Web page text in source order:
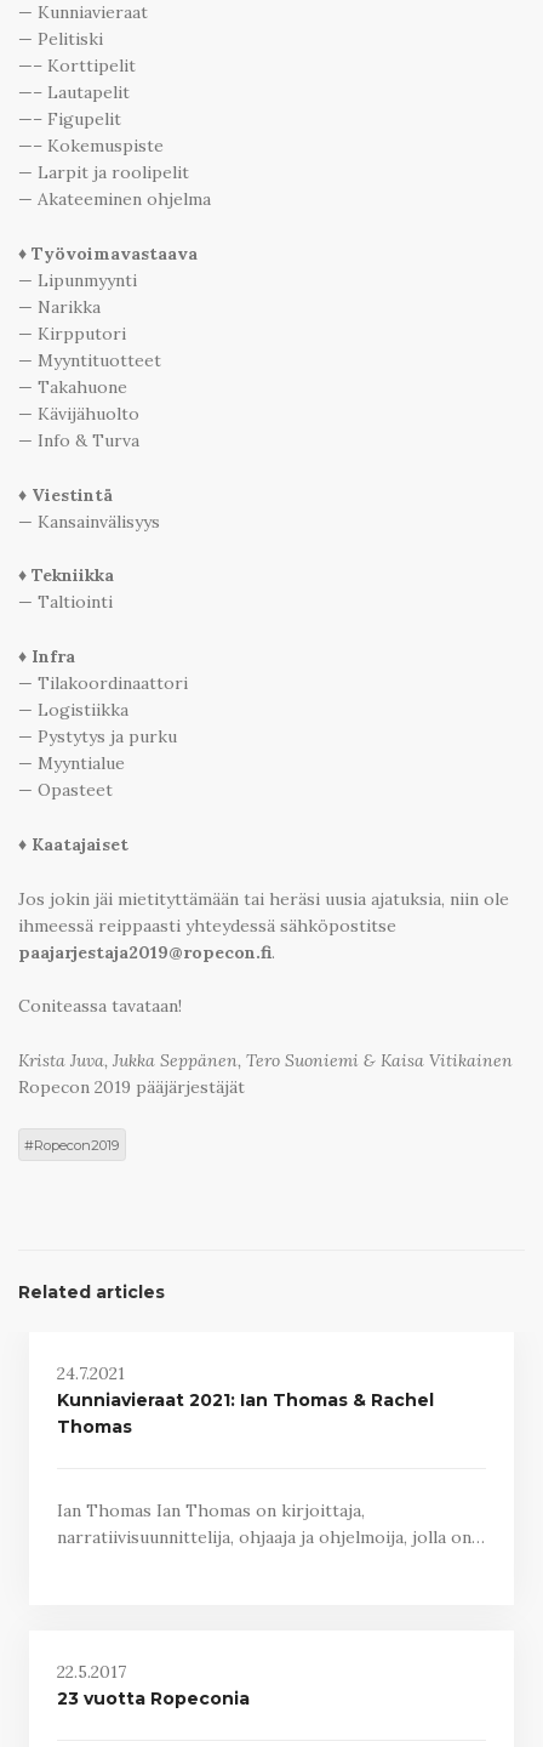
— Kunniavieraat
— Pelitiski
—– Korttipelit
—– Lautapelit
—– Figupelit
—– Kokemuspiste
— Larpit ja roolipelit
— Akateeminen ohjelma
♦ Työvoimavastaava
— Lipunmyynti
— Narikka
— Kirpputori
— Myyntituotteet
— Takahuone
— Kävijähuolto
— Info & Turva
♦ Viestintä
— Kansainvälisyys
♦ Tekniikka
— Taltiointi
♦ Infra
— Tilakoordinaattori
— Logistiikka
— Pystytys ja purku
— Myyntialue
— Opasteet
♦ Kaatajaiset
Jos jokin jäi mietityttämään tai heräsi uusia ajatuksia, niin ole
ihmeessä reippaasti yhteydessä sähköpostitse
paajarjestaja2019@ropecon.fi.
Coniteassa tavataan!
Krista Juva, Jukka Seppänen, Tero Suoniemi & Kaisa Vitikainen
Ropecon 2019 pääjärjestäjät
Ropecon2019
Related articles
24.7.2021
Kunniavieraat 2021: Ian Thomas & Rachel
Thomas
Ian Thomas Ian Thomas on kirjoittaja,
narratiivisuunnittelija, ohjaaja ja ohjelmoija, jolla on…
22.5.2017
23 vuotta Ropeconia